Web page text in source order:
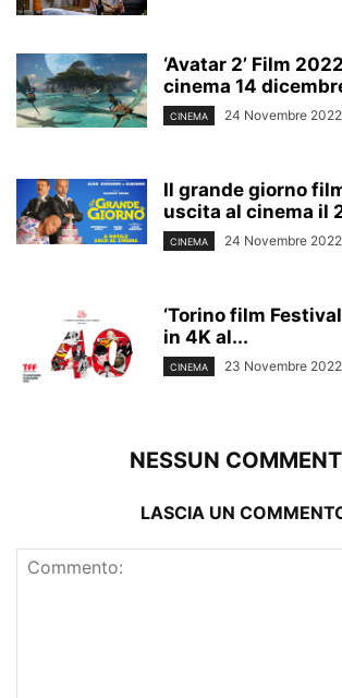
‘Avatar 2’ Film
cinema 14
CINEMA 24 Novembre 2022
Il grande giorno
uscita al cinema il
CINEMA 24 Novembre 2022
‘Torino film
in 4K al...
CINEMA 23 Novembre 2022
NESSUN
LASCIA UN